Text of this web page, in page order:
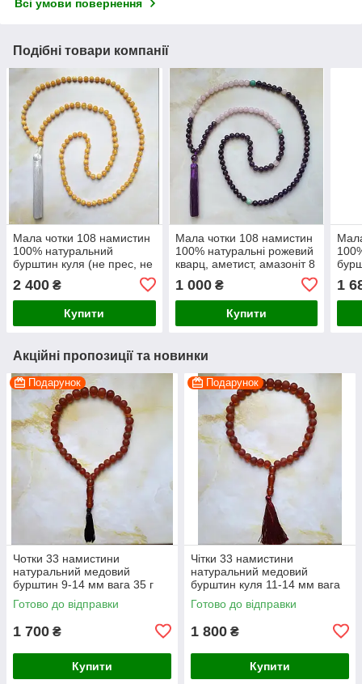
Всі умови повернення
Подібні товари компанії
Мала чотки 108 намистин
100% натуральний
бурштин куля (не прес, не
2 400 ₴
Купити
Мала чотки 108 намистин
100% натуральні рожевий
кварц, аметист, амазоніт 8
1 000₴
Купити
1
Акційні пропозиції та новинки
Подарунок
Чотки 33 намистини
натуральний медовий
бурштин 9-14 мм вага 35 г
Готово до відправки
1 700 ₴
Купити
Подарунок
Чітки 33 намистини
натуральний медовий
бурштин куля 11-14 мм вага
45 г
Готово до відправки
1 800 ₴
Купити